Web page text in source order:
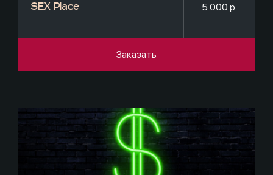
SEX Place 5 000 р.
Заказать